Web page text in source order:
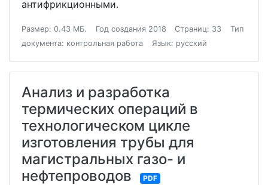
антифрикционными.
Размер: 0.43 МБ. Год создания 2018 Страниц: 33
Тип
документа: контрольная работа
Язык: русский
Анализ и разработка
термических операций в
технологическом цикле
изготовления трубы для
магистральных газо- и
нефтепроводов
PDF